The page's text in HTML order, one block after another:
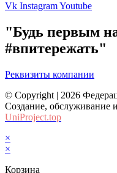
Vk InstagramYoutube
"Будь первым
#впитережать"
Реквизиты компании
© Copyright | 2026
Создание, обслуживание
UniProject.top
×
×
Корзина